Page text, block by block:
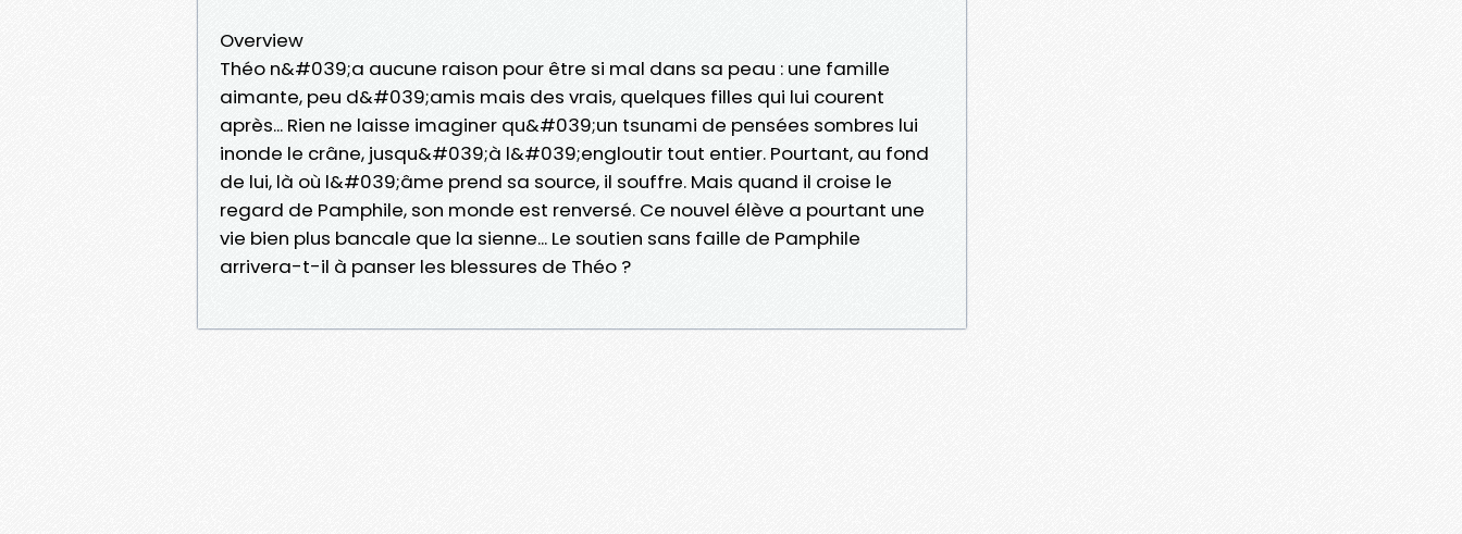
Overview
Théo n&#039;a aucune raison pour être si mal dans sa peau : une famille
aimante, peu d&#039;amis mais des vrais, quelques filles qui lui courent
après... Rien ne laisse imaginer qu&#039;un tsunami de pensées sombres lui
inonde le crâne, jusqu&#039;à l&#039;engloutir tout entier. Pourtant, au fond
de lui, là où l&#039;âme prend sa source, il souffre. Mais quand il croise le
regard de Pamphile, son monde est renversé. Ce nouvel élève a pourtant une
vie bien plus bancale que la sienne... Le soutien sans faille de Pamphile
arrivera-t-il à panser les blessures de Théo ?